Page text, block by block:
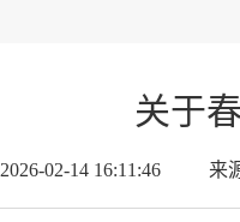
关于
2026-02-14 16:11:46 来